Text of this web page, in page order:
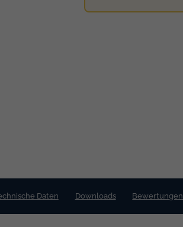
Daten Downloads Bewertungen